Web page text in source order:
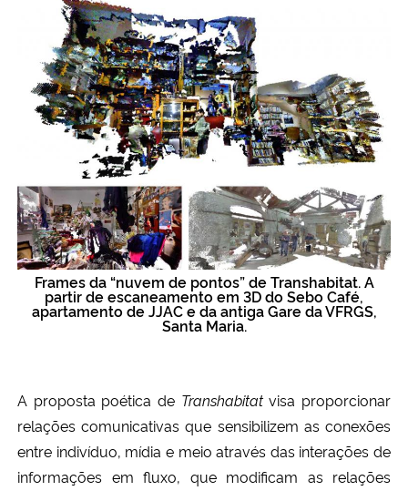
Frames da “nuvem de pontos” de Transhabitat. A
partir de escaneamento em 3D do Sebo Café,
apartamento de JJAC e da antiga Gare da VFRGS,
Santa Maria.
A proposta poética de Transhabitatvisa proporcionar
relações comunicativas que sensibilizem as conexões
entre indivíduo, mídia e meio através das interações de
informações em fluxo, que modificam as relações